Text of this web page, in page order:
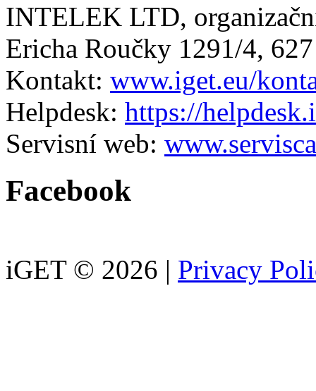
INTELEK LTD,
Ericha Roučky 1291/4,
Kontakt: www.iget.eu/
Helpdesk: https://
Servisní web:
Facebook
iGET © 2026 | Privacy